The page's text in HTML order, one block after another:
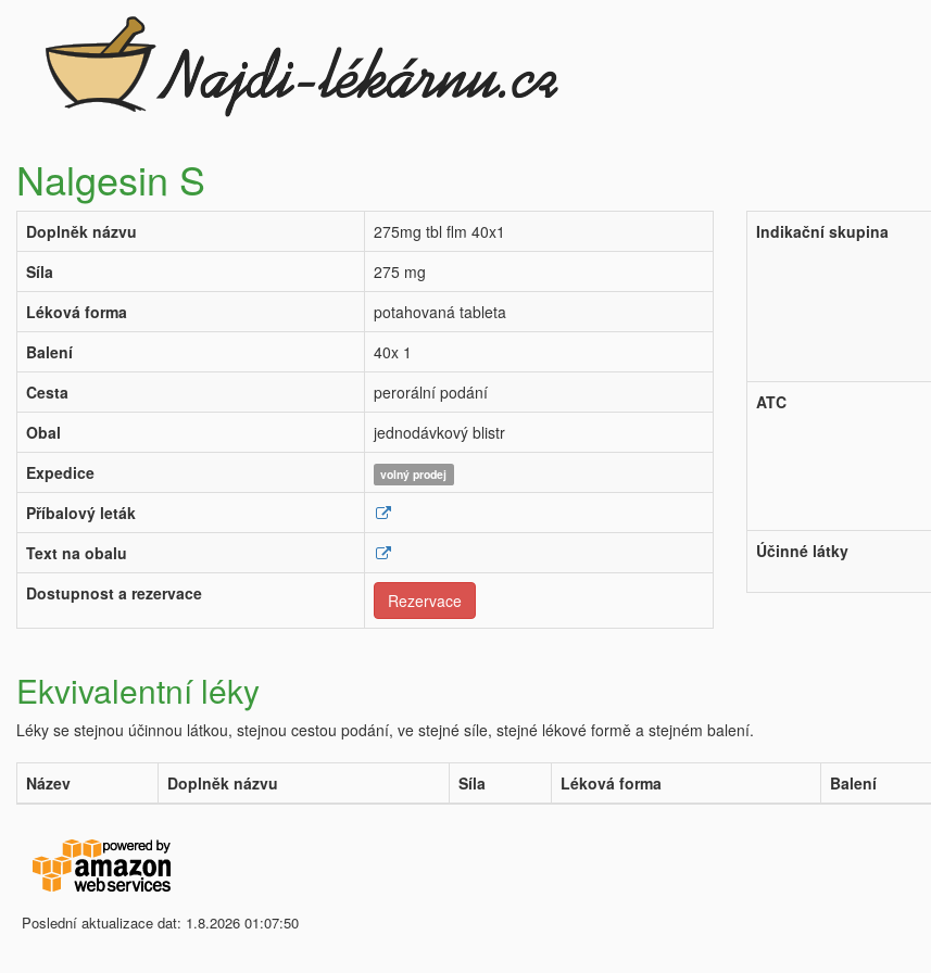
Nalgesin S
Doplněk názvu
275mg tbl flm 40x1
Síla
275 mg
Léková forma
potahovaná tableta
Balení
40x 1
Cesta
perorální podání
Obal
jednodávkový blistr
Expedice
volný prodej
Příbalový leták
Text na obalu
Dostupnost a rezervace
Rezervace
Indikační skupina
ATC
Účinné látky
Ekvivalentní léky
Léky se stejnou účinnou látkou, stejnou cestou podání, ve stejné síle, stejné lékové formě a stejném balení.
Název Doplněk názvu Síla Léková forma Balení
Poslední aktualizace dat: 1.8.2026 01:07:50